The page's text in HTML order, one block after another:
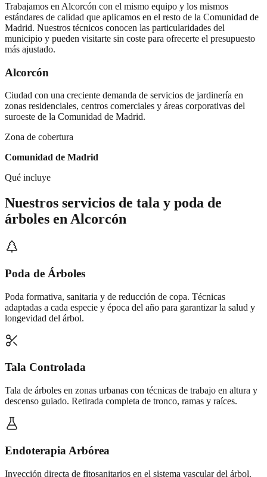
Trabajamos en Alcorcón con el mismo equipo y los mismos
estándares de calidad que aplicamos en el resto de la Comunidad de
Madrid. Nuestros técnicos conocen las particularidades del
municipio y pueden visitarte sin coste para ofrecerte el presupuesto
más ajustado.
Alcorcón
Ciudad con una creciente demanda de servicios de jardinería en
zonas residenciales, centros comerciales y áreas corporativas del
suroeste de la Comunidad de Madrid.
Zona de cobertura
Comunidad de Madrid
Qué incluye
Nuestros servicios de tala y poda de
árboles enAlcorcón
Poda de Árboles
Poda formativa, sanitaria y de reducción de copa. Técnicas
adaptadas a cada especie y época del año para garantizar la salud y
longevidad del árbol.
Tala Controlada
Tala de árboles en zonas urbanas con técnicas de trabajo en altura y
descenso guiado. Retirada completa de tronco, ramas y raíces.
Endoterapia Arbórea
Inyección directa de fitosanitarios en el sistema vascular del árbol.